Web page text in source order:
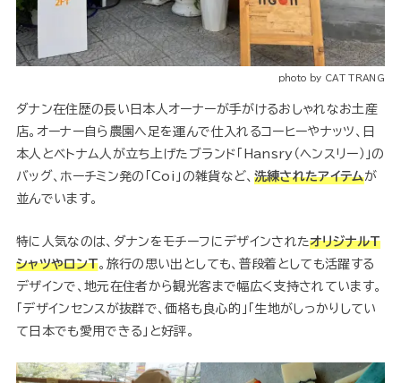
photo by CAT TRANG
ダナン在住歴の長い日本人オーナーが手がけるおしゃれなお土産
店。オーナー自ら農園へ足を運んで仕入れるコーヒーやナッツ、日
本人とベトナム人が立ち上げたブランド「Hansry（ヘンスリー）」の
バッグ、ホーチミン発の「Coi」の雑貨など、 洗練されたアイテムが
並んでいます。
特に人気なのは、ダナンをモチーフにデザインされたオリジナルT
シャツやロンT。旅行の思い出としても、普段着としても活躍する
デザインで、地元在住者から観光客まで幅広く支持されています。
「デザインセンスが抜群で、価格も良心的」「生地がしっかりしてい
て日本でも愛用できる」と好評。